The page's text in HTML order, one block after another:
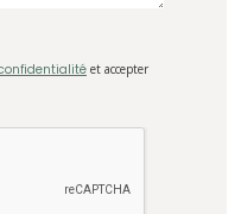
et accepter